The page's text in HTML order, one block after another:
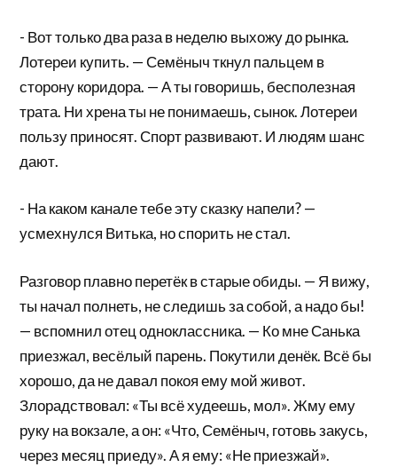
- Вот только два раза в неделю выхожу до рынка.
Лотереи купить. — Семёныч ткнул пальцем в
сторону коридора. — А ты говоришь, бесполезная
трата. Ни хрена ты не понимаешь, сынок. Лотереи
пользу приносят. Спорт развивают. И людям шанс
дают.
- На каком канале тебе эту сказку напели? —
усмехнулся Витька, но спорить не стал.
Разговор плавно перетёк в старые обиды. — Я вижу,
ты начал полнеть, не следишь за собой, а надо бы!
— вспомнил отец одноклассника. — Ко мне Санька
приезжал, весёлый парень. Покутили денёк. Всё бы
хорошо, да не давал покоя ему мой живот.
Злорадствовал: «Ты всё худеешь, мол». Жму ему
руку на вокзале, а он: «Что, Семёныч, готовь закусь,
через месяц приеду». А я ему: «Не приезжай».